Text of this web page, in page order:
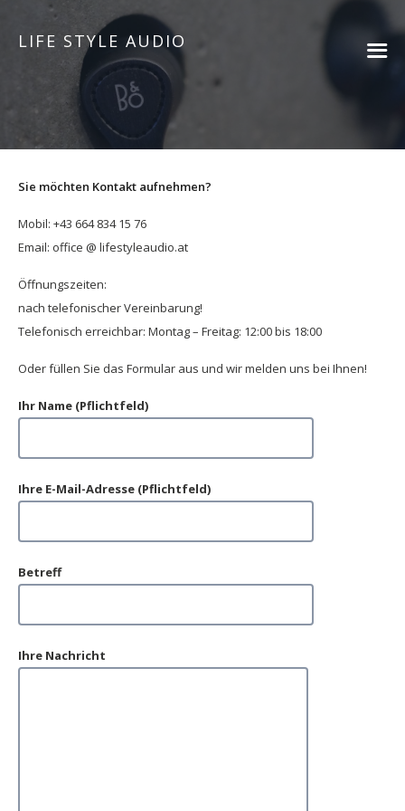
LIFE STYLE AUDIO
Sie möchten Kontakt aufnehmen?
Mobil: +43 664 834 15 76
Email: office @ lifestyleaudio.at
Öffnungszeiten:
nach telefonischer Vereinbarung!
Telefonisch erreichbar: Montag – Freitag: 12:00 bis 18:00
Oder füllen Sie das Formular aus und wir melden uns bei Ihnen!
Ihr Name (Pflichtfeld)
Ihre E-Mail-Adresse (Pflichtfeld)
Betreff
Ihre Nachricht